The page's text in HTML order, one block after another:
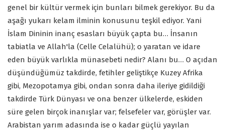
genel bir kültür vermek için bunları bilmek gerekiyor. Bu da
aşağı yukarı kelam ilminin konusunu teşkil ediyor. Yani
İslam Dininin inanç esasları büyük çapta bu… İnsanın
tabiatla ve Allah'la (Celle Celalühü); o yaratan ve idare
eden büyük varlıkla münasebeti nedir? Alanı bu… O açıdan
düşündüğümüz takdirde, fetihler geliştikçe Kuzey Afrika
gibi, Mezopotamya gibi, ondan sonra daha ileriye gidildiği
takdirde Türk Dünyası ve ona benzer ülkelerde, eskiden
süre gelen birçok inanışlar var; felsefeler var, görüşler var.
Arabistan yarım adasında ise o kadar güçlü yayılan